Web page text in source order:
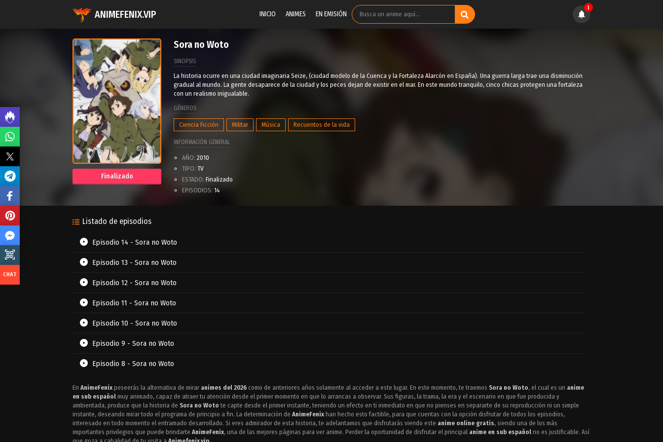
ANIMEFENIX.VIP INICIO ANIMES EN EMISIÓN
1
Finalizado
Sora no Woto
SINOPSIS
La historia ocurre en una ciudad imaginaria Seize, (ciudad modelo de la Cuenca y la Fortaleza Alarcón en España). Una guerra larga trae una disminución
gradual al mundo. La gente desaparece de la ciudad y los peces dejan de existir en el mar. En este mundo tranquilo, cinco chicas protegen una fortaleza
con un realismo inigualable.
GÉNEROS
Ciencia Ficción Militar Música Recuentos de la vida
INFORMACIÓN GENERAL
AÑO: 2010
TIPO: TV
ESTADO: Finalizado
EPISODIOS: 14
Listado de episodios
Episodio 14 - Sora no Woto
Episodio 13 - Sora no Woto
Episodio 12 - Sora no Woto
Episodio 11 - Sora no Woto
Episodio 10 - Sora no Woto
Episodio 9 - Sora no Woto
Episodio 8 - Sora no Woto
Episodio 7 - Sora no Woto
Episodio 6 - Sora no Woto
Episodio 5 - Sora no Woto
En AnimeFenix poseerás la alternativa de mirar animes del 2026 como de anteriores años solamente al acceder a este lugar. En este momento, te traemos Sora no Woto, el cual es un anime
en sub español muy animado, capaz de atraer tu atención desde el primer momento en que lo arrancas a observar. Sus figuras, la trama, la era y el escenario en que fue producida y
ambientada, produce que la historia de Sora no Woto te capte desde el primer instante, teniendo un efecto en ti inmediato en que no pienses en separarte de su reproducción ni un simple
instante, deseando mirar todo el programa de principio a fin. La determinación de AnimeFenix han hecho esto factible, para que cuentas con la opción disfrutar de todos los episodios,
interesado en todo momento el entramado desarrollado. Si eres admirador de esta historia, te adelantamos que disfrutarás viendo este anime online gratis, siendo una de los más
importantes privilegios que puede brindarte AnimeFenix, una de las mejores páginas para ver anime. Perder la oportunidad de disfrutar el principal anime en sub español no es justificable. Así